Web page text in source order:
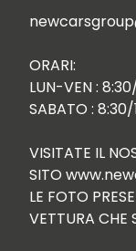
ORARI:
LUN-VEN :
SABATO :
VISITATE IL
SITO
LE FOTO
VETTURA CHE